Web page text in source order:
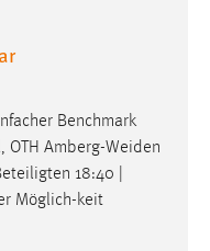
Benchmark
OTH Amberg-Weiden
18:40 |
Möglich-keit
und Social Media
werden von diesen